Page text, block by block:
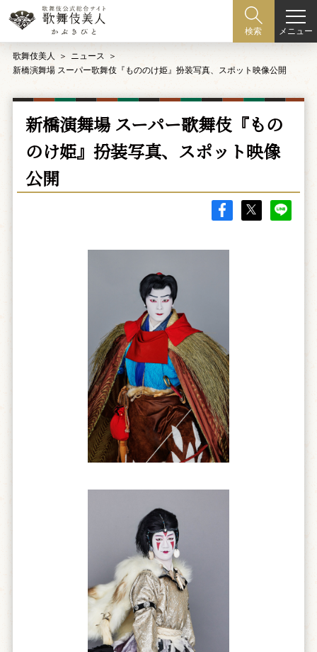
検索 メニュー
歌舞伎美人
ニュース
新橋演舞場 スーパー歌舞伎『もののけ姫』扮装写真、スポット映像公開
新橋演舞場 スーパー歌舞伎『もの
のけ姫』扮装写真、スポット映像
公開